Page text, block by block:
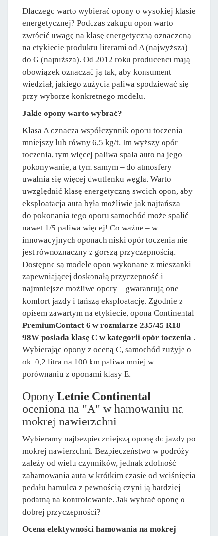
Dlaczego warto wybierać opony o wysokiej klasie
energetycznej? Podczas zakupu opon warto
zwrócić uwagę na klasę energetyczną oznaczoną
na etykiecie produktu literami od A (najwyższa)
do G (najniższa). Od 2012 roku producenci mają
obowiązek oznaczać ją tak, aby konsument
wiedział, jakiego zużycia paliwa spodziewać się
przy wyborze konkretnego modelu.
Jakie opony warto wybrać?
Klasa A oznacza współczynnik oporu toczenia
mniejszy lub równy 6,5 kg/t. Im wyższy opór
toczenia, tym więcej paliwa spala auto na jego
pokonywanie, a tym samym – do atmosfery
uwalnia się więcej dwutlenku węgla. Warto
uwzględnić klasę energetyczną swoich opon, aby
eksploatacja auta była możliwie jak najtańsza –
do pokonania tego oporu samochód może spalić
nawet 1/5 paliwa więcej! Co ważne – w
innowacyjnych oponach niski opór toczenia nie
jest równoznaczny z gorszą przyczepnością.
Dostępne są modele opon wykonane z mieszanki
zapewniającej doskonałą przyczepność i
najmniejsze możliwe opory – gwarantują one
komfort jazdy i tańszą eksploatację. Zgodnie z
opisem zawartym na etykiecie, opona Continental
PremiumContact 6 w rozmiarze 235/45 R18
98W posiada klasę C w kategorii opór toczenia .
Wybierając opony z oceną C, samochód zużyje o
ok. 0,2 litra na 100 km paliwa mniej w
porównaniu z oponami klasy E.
Opony Letnie Continental
oceniona na "A" w hamowaniu na
mokrej nawierzchni
Wybieramy najbezpieczniejszą oponę do jazdy po
mokrej nawierzchni. Bezpieczeństwo w podróży
zależy od wielu czynników, jednak zdolność
zahamowania auta w krótkim czasie od wciśnięcia
pedału hamulca z pewnością czyni ją bardziej
podatną na kontrolowanie. Jak wybrać oponę o
dobrej przyczepności?
Ocena efektywności hamowania na mokrej